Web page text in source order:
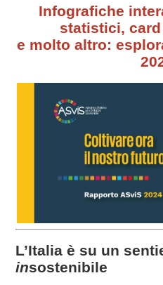
Infografiche
statistici,
e molto altro:
L’Italia è su un
insostenibile